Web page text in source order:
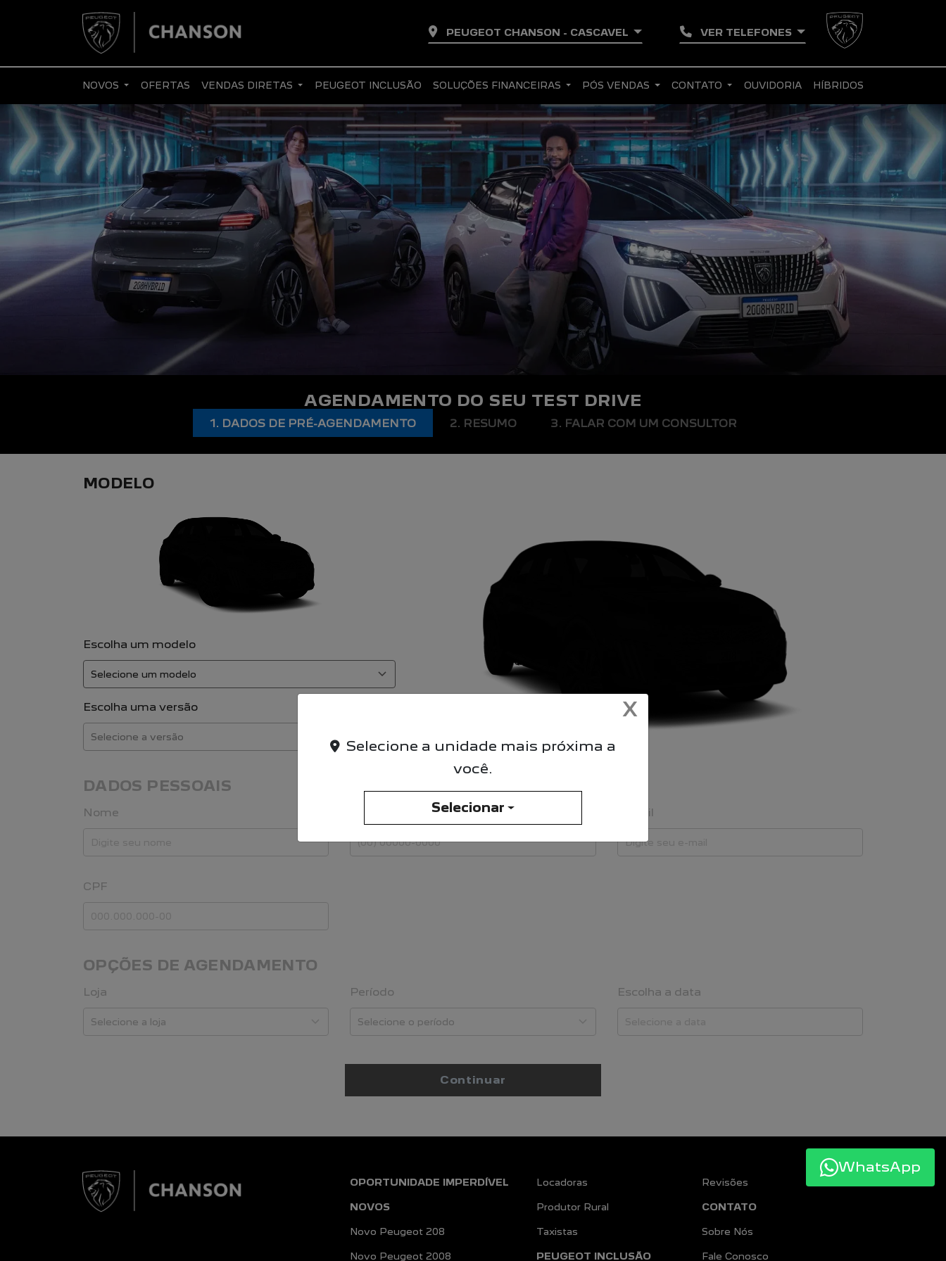
PEUGEOT CHANSON - CASCAVEL VER TELEFONES
NOVOS OFERTAS VENDAS DIRETAS PEUGEOT INCLUSÃO SOLUÇÕES FINANCEIRAS PÓS VENDAS CONTATO OUVIDORIA HÍBRIDOS
AGENDAMENTO DO SEU TEST DRIVE
1. DADOS DE PRÉ-AGENDAMENTO 2. RESUMO 3. FALAR COM UM CONSULTOR
MODELO
Escolha um modelo
Escolha uma versão
DADOS PESSOAIS
Nome E-mail
CPF
OPÇÕES DE AGENDAMENTO
Loja Período Escolha a data
Continuar
OPORTUNIDADE IMPERDÍVEL
NOVOS
Novo Peugeot 208
Novo Peugeot 2008
Locadoras
Produtor Rural
Taxistas
PEUGEOT INCLUSÃO
Revisões
CONTATO
Sobre Nós
Fale Conosco
WhatsApp
X
Selecione a unidade mais próxima a
você.
Selecionar